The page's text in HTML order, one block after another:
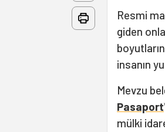
Resmi
giden
insanın
Mevzu
Pasaport
mülki